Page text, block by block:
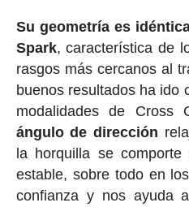
Su geometría es
Spark, característica de
rasgos más cercanos al
buenos resultados ha ido
modalidades de Cross
ángulo de dirección
la horquilla se
estable, sobre todo en
confianza y nos ayuda